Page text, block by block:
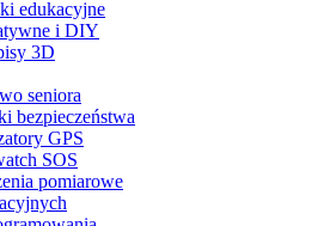
edukacyjne
i DIY
3D
seniora
bezpieczeństwa
GPS
SOS
pomiarowe